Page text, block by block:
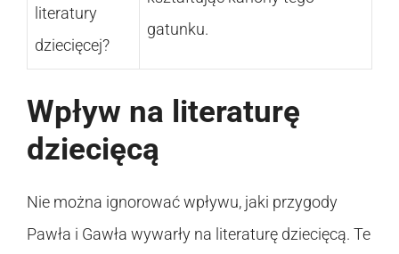
literatury
dziecięcej?
gatunku.
Wpływ na literaturę
dziecięcą
Nie można ignorować wpływu, jaki przygody
Pawła i Gawła wywarły na literaturę dziecięcą. Te